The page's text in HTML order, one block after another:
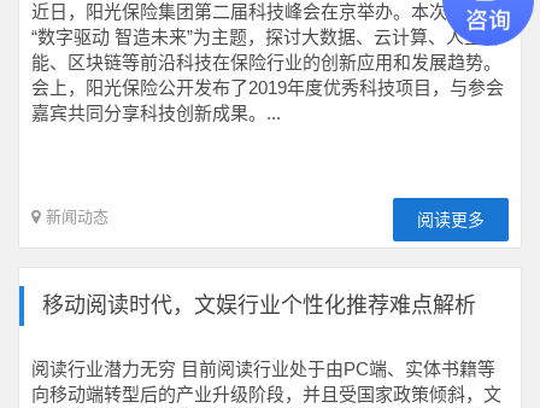
近日，阳光保险集团第二届科技峰会在京举办。本次大会以
“数字驱动 智造未来”为主题，探讨大数据、云计算、人工智
能、区块链等前沿科技在保险行业的创新应用和发展趋势。
会上，阳光保险公开发布了2019年度优秀科技项目，与参会
嘉宾共同分享科技创新成果。...
新闻动态 阅读更多
移动阅读时代，文娱行业个性化推荐难点解析
阅读行业潜力无穷 目前阅读行业处于由PC端、实体书籍等
向移动端转型后的产业升级阶段，并且受国家政策倾斜，文